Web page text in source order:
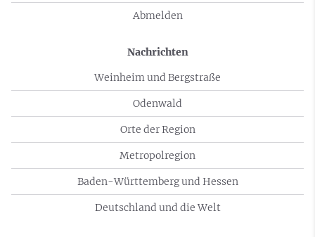
Abmelden
Nachrichten
Weinheim und Bergstraße
Odenwald
Orte der Region
Metropolregion
Baden-Württemberg und Hessen
Deutschland und die Welt